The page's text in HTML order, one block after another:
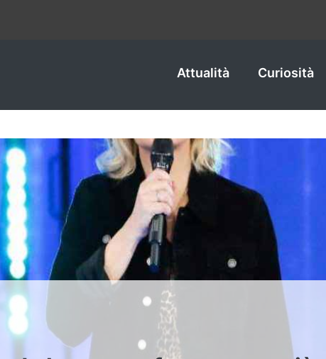
Attualità Curiosità